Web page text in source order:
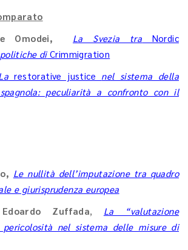
Omodei,
La Svezia tra Nordic
diCrimmigration
restorative justice nel sistema della
peculiarità a confronto con il
Le nullità dell’imputazione tra quadro
e giurisprudenza europea
Zuffada, La “valutazione
pericolosità nel sistema delle misure di